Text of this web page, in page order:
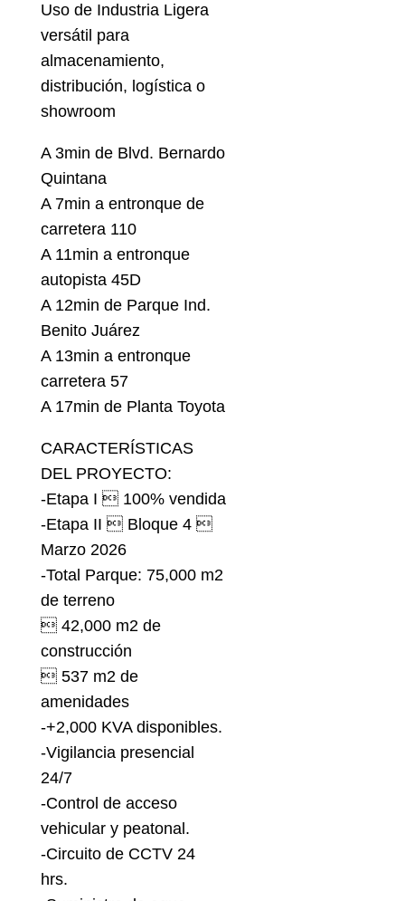
Uso de Industria Ligera
versátil para
almacenamiento,
distribución, logística o
showroom
A 3min de Blvd. Bernardo
Quintana
A 7min a entronque de
carretera 110
A 11min a entronque
autopista 45D
A 12min de Parque Ind.
Benito Juárez
A 13min a entronque
carretera 57
A 17min de Planta Toyota
CARACTERÍSTICAS
DEL PROYECTO:
-Etapa I  100% vendida
-Etapa II  Bloque 4 
Marzo 2026
-Total Parque: 75,000 m2
de terreno
 42,000 m2 de
construcción
 537 m2 de
amenidades
-+2,000 KVA disponibles.
-Vigilancia presencial
24/7
-Control de acceso
vehicular y peatonal.
-Circuito de CCTV 24
hrs.